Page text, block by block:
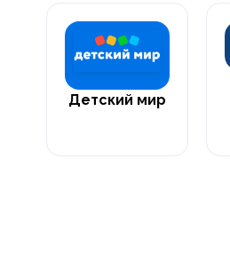
Детский мир